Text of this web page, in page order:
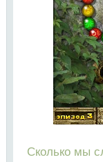
Сколько мы